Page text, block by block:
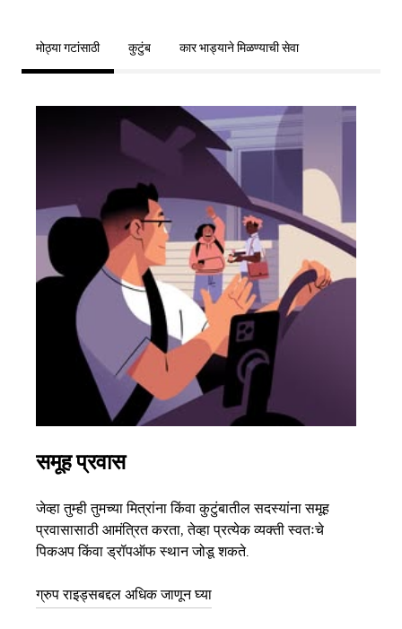
मोठ्या गटांसाठी कुटुंब कार भाड्याने मिळण्याची सेवा
समूह प्रवास
जेव्हा तुम्ही तुमच्या मित्रांना किंवा कुटुंबातील सदस्यांना समूह
प्रवासासाठी आमंत्रित करता, तेव्हा प्रत्येक व्यक्ती स्वतःचे
पिकअप किंवा ड्रॉपऑफ स्थान जोडू शकते.
ग्रुप राइड्सबद्दल अधिक जाणून घ्या